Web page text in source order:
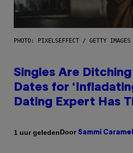
PHOTO: PIXELSEFFECT / GETTY IMAGES
Singles Are
Dates for
Dating Expert Has
1 uur geledenDoor Sammi